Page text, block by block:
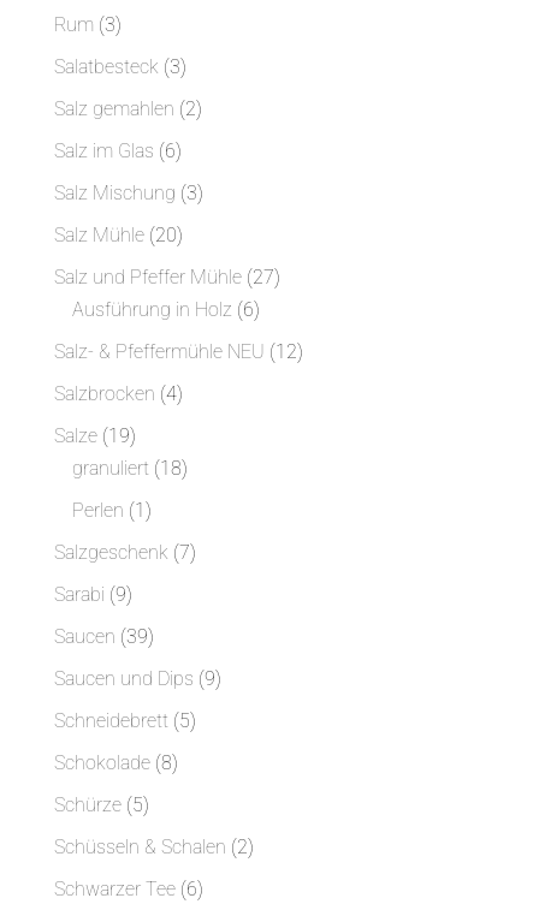
Rum 33
Produkte
Salatbesteck 33
Produkte
Salz gemahlen 22
Salz im Glas 66
Produkte
Salz Mischung 33
Salz Mühle 2020
Produkte
Salz und Pfeffer Mühle 2727
Ausführung in Holz 66
Produkte
Salz- & Pfeffermühle NEU 1212
Salzbrocken 44
Salze 1919
Produkte
granuliert 1818
Perlen 11
Produkt
Salzgeschenk 77
Sarabi 99
Produkte
Saucen 3939
Produkte
Saucen und Dips 99
Schneidebrett 55
Schokolade 88
Schürze 55
Produkte
Schüsseln & Schalen 22
Schwarzer Tee 66